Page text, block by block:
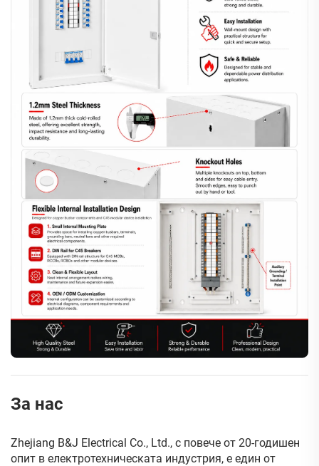
За нас
Zhejiang B&J Electrical Co., Ltd., с повече от 20-годишен
опит в електротехническата индустрия, е един от